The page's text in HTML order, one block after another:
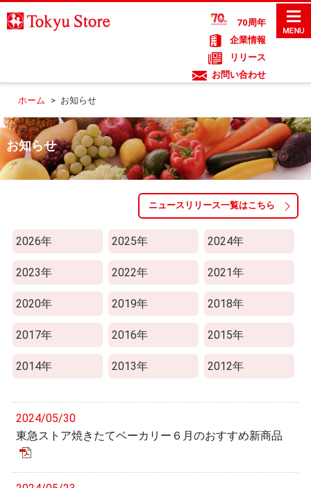
70周年
企業情報
リリース
お問い合わせ
ホーム > お知らせ
お知らせ
ニュースリリース一覧はこちら
2026年 2025年 2024年
2023年 2022年 2021年
2020年 2019年 2018年
2017年 2016年 2015年
2014年 2013年 2012年
2024/05/30
東急ストア焼きたてベーカリー６月のおすすめ新商品